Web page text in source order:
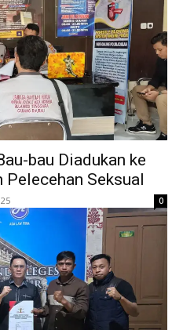
bau Diadukan ke
Pelecehan Seksual
0